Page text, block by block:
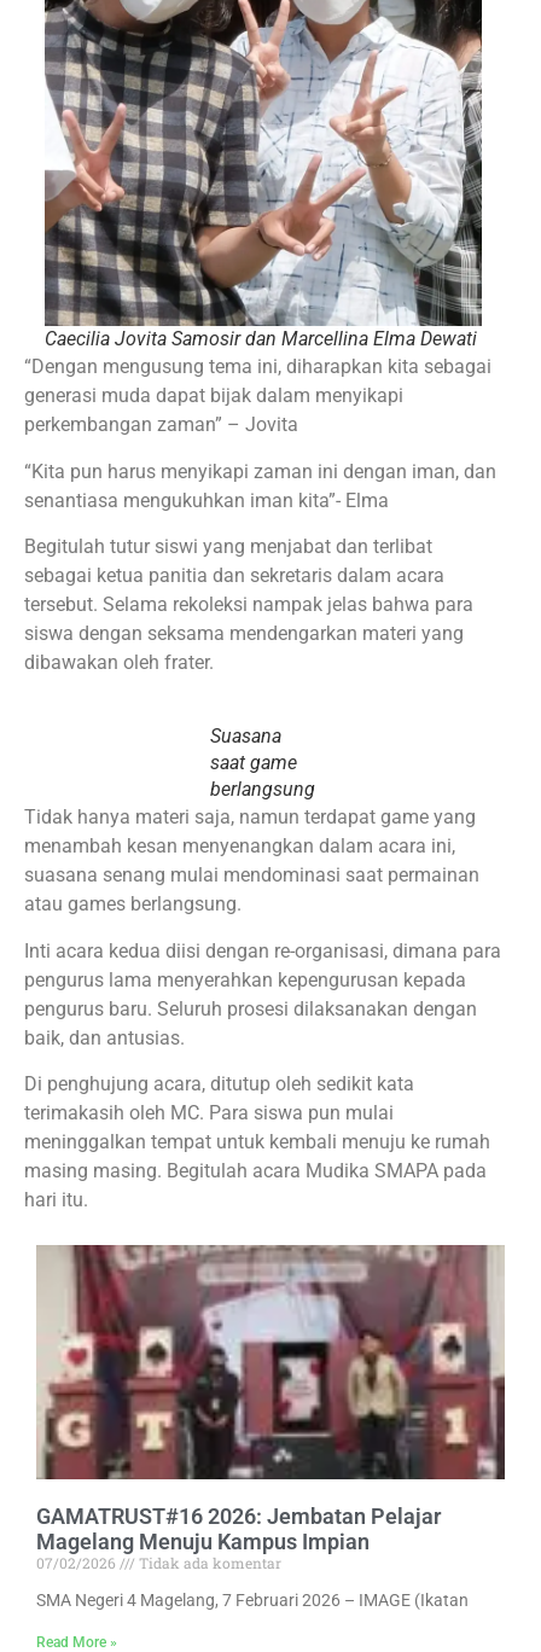
Caecilia Jovita Samosir dan Marcellina Elma Dewati
“Dengan mengusung tema ini, diharapkan kita sebagai
generasi muda dapat bijak dalam menyikapi
perkembangan zaman” – Jovita
“Kita pun harus menyikapi zaman ini dengan iman, dan
senantiasa mengukuhkan iman kita”- Elma
Begitulah tutur siswi yang menjabat dan terlibat
sebagai ketua panitia dan sekretaris dalam acara
tersebut. Selama rekoleksi nampak jelas bahwa para
siswa dengan seksama mendengarkan materi yang
dibawakan oleh frater.
Suasana
saat game
berlangsung
Tidak hanya materi saja, namun terdapat game yang
menambah kesan menyenangkan dalam acara ini,
suasana senang mulai mendominasi saat permainan
atau games berlangsung.
Inti acara kedua diisi dengan re-organisasi, dimana para
pengurus lama menyerahkan kepengurusan kepada
pengurus baru. Seluruh prosesi dilaksanakan dengan
baik, dan antusias.
Di penghujung acara, ditutup oleh sedikit kata
terimakasih oleh MC. Para siswa pun mulai
meninggalkan tempat untuk kembali menuju ke rumah
masing masing. Begitulah acara Mudika SMAPA pada
hari itu.
GAMATRUST#16 2026: Jembatan Pelajar
Magelang Menuju Kampus Impian
07/02/2026
Tidak ada komentar
SMA Negeri 4 Magelang, 7 Februari 2026 – IMAGE (Ikatan
Read More »